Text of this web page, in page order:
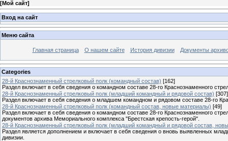
[Мой сайт]
Вход на сайт
Меню сайта
Главная страница О нашем сайте История дивизии Документы
Categories
28-й Краснознаменный стрелковый полк (командный состав) [162]
Раздел включает в себя сведения о командном составе 28-го Краснознаменного
28-й Краснознаменный стрелковый полк (младший командный и рядовой состав) [307]
Раздел включает в себя сведения о младшем командном и рядовом составе 28-го
28-й Краснознаменный стрелковый полк (командный состав, новые материалы) [49]
Раздел включает в себя сведения о командном составе 28-го Краснознаменного
документов архива Мемориального комплекса "Брестская крепость-герой".
28-й Краснознаменный стрелковый полк (младший командный и рядовой состав,
Раздел является дополнением и включает в себя сведения о вновь выявленных
дивизии.